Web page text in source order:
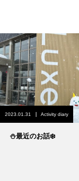
2023.01.31 Activity diary
⛄️最近のお話❄️